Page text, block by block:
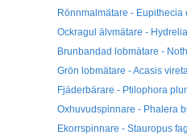
Rönnmalmätare - Eupithecia
Ockragul älvmätare -
Brunbandad lobmätare -
Grön lobmätare - Acasis
Fjäderbärare - Ptilophora
Oxhuvudspinnare - Phalera
Ekorrspinnare - Stauropus